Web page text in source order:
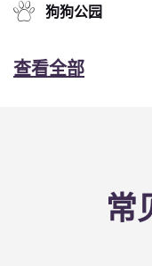
狗狗公园
查看全部
常